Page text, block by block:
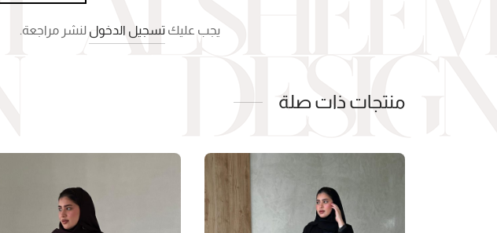
يجب عليك تسجيل الدخول لنشر مراجعة.
منتجات ذات صلة